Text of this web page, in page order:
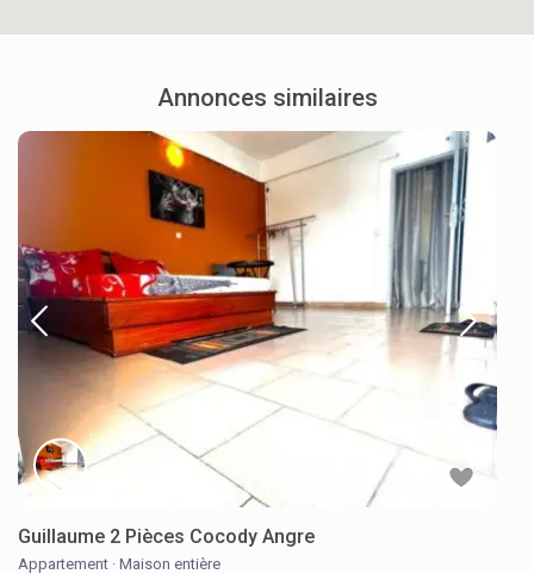
Annonces similaires
Guillaume 2 Pièces Cocody Angre
Appartement · Maison entière